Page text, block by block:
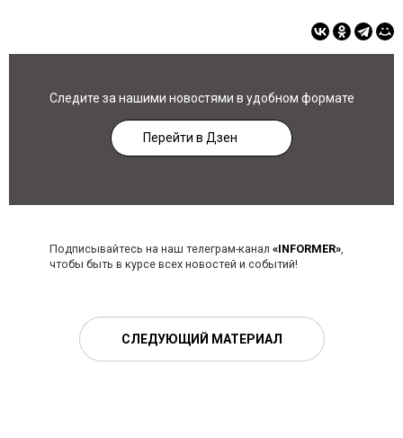
Следите за нашими новостями в удобном формате
Перейти в Дзен
Подписывайтесь на наш телеграм-канал «INFORMER»,
чтобы быть в курсе всех новостей и событий!
СЛЕДУЮЩИЙ МАТЕРИАЛ